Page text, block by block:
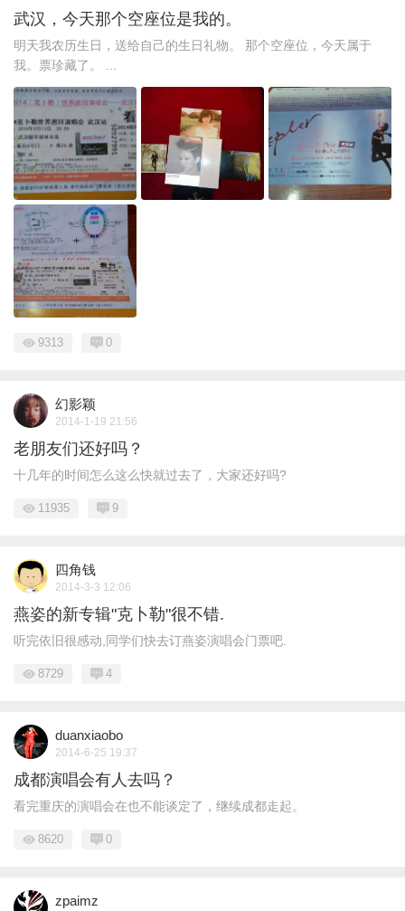
武汉，今天那个空座位是我的。
明天我农历生日，送给自己的生日礼物。 那个空座位，今天属于
我。票珍藏了。 ...
9313 0
幻影颖
2014-1-19 21:56
老朋友们还好吗？
十几年的时间怎么这么快就过去了，大家还好吗?
11935 9
四角钱
2014-3-3 12:06
燕姿的新专辑"克卜勒"很不错.
听完依旧很感动,同学们快去订燕姿演唱会门票吧.
8729 4
duanxiaobo
2014-6-25 19:37
成都演唱会有人去吗？
看完重庆的演唱会在也不能谈定了，继续成都走起。
8620 0
zpaimz